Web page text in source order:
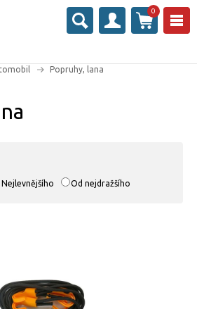
0
Popruhy, lana
Od nejdražšího